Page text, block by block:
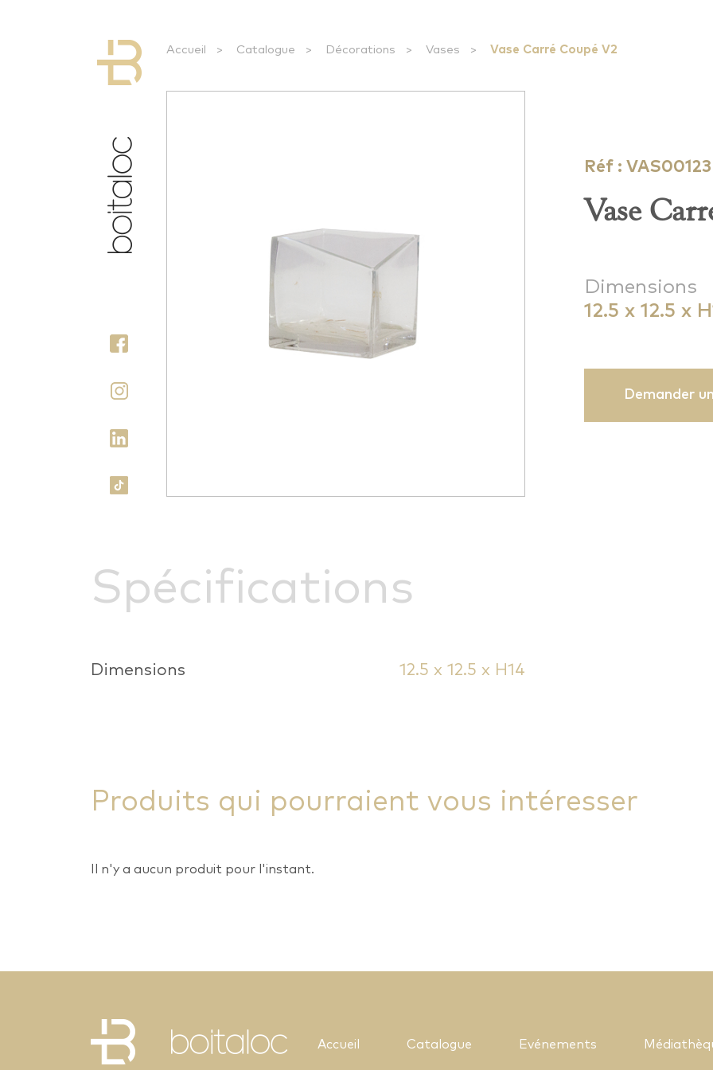
Accueil > Catalogue > Décorations > Vases > Vase Carré Coupé V2
Réf : VAS00123
Vase
Dimensions
12.5 x 12.5 x
Demander
Spécifications
Dimensions 12.5 x 12.5 x H14
Produits qui pourraient vous intéresser
Il n'y a aucun produit pour l'instant.
Accueil Catalogue Evénements